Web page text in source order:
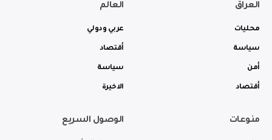
العراق
محليات
سياسة
أمن
أقتصاد
العالم
عربي ودولي
أقتصاد
سياسة
الاخيرة
منوعات الوصول السريع